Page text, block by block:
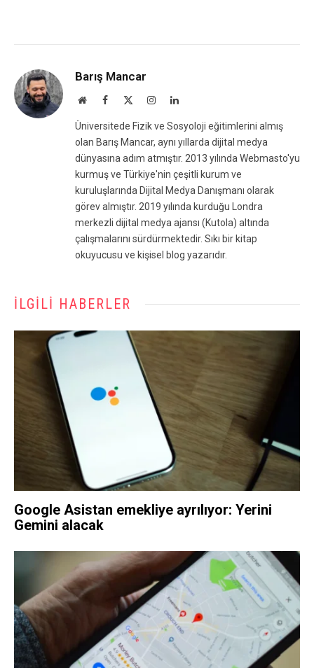
Barış Mancar
WebsiteFacebook InstagramLinkedIn
Üniversitede Fizik ve Sosyoloji eğitimlerini almış
olan Barış Mancar, aynı yıllarda dijital medya
dünyasına adım atmıştır. 2013 yılında Webmasto'yu
kurmuş ve Türkiye'nin çeşitli kurum ve
kuruluşlarında Dijital Medya Danışmanı olarak
görev almıştır. 2019 yılında kurduğu Londra
merkezli dijital medya ajansı (Kutola) altında
çalışmalarını sürdürmektedir. Sıkı bir kitap
okuyucusu ve kişisel blog yazarıdır.
İLGILI HABERLER
Google Asistan emekliye ayrılıyor: Yerini
Gemini alacak